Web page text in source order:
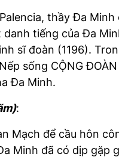
thầy Đa
tiếng của Đa
sĩ đoàn (1196).
sống CỘNG
Đa Minh.
:
Mạch để cầu hôn
Minh đã có dịp gặp